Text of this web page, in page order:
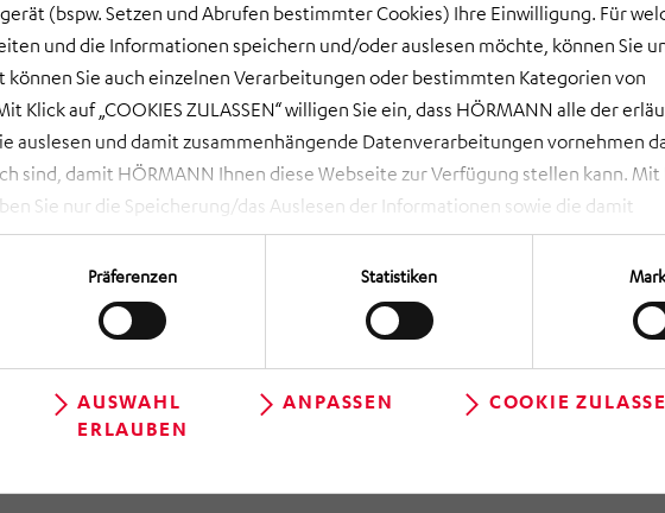
(bspw. Setzen und Abrufen bestimmter Cookies) Ihre Einwilligung. Für
und die Informationen speichern und/oder auslesen möchte, können Sie
können Sie auch einzelnen Verarbeitungen oder bestimmten Kategorien von
Klick auf „COOKIES ZULASSEN“ willigen Sie ein, dass HÖRMANN alle der
auslesen und damit zusammenhängende Datenverarbeitungen vornehmen
sind, damit HÖRMANN Ihnen diese Webseite zur Verfügung stellen kann. Mit
Sie nur die Speicherung/das Auslesen der Informationen sowie die damit
die Sie aktiv ausgewählt haben. Eine Anpassung ist bei Klick auf
COOKIES“ lehnen Sie Ihre Einwilligung ab und es werden nur die
unbedingt erforderlich sind, damit Ihnen diese Website zur Verfügung
Sie über das Aufrufen der Cookie-Einstellungen (runde, schwarze Schaltfläche
und mit Wirkung für die Zukunft widerrufen, indem Sie im Anschluss auf
Schaltfläche „Einwilligung ändern“ können Sie zudem Ihre getroffenen
Präferenzen Statistiken
AUSWAHL
ERLAUBEN
ANPASSEN COOKIE